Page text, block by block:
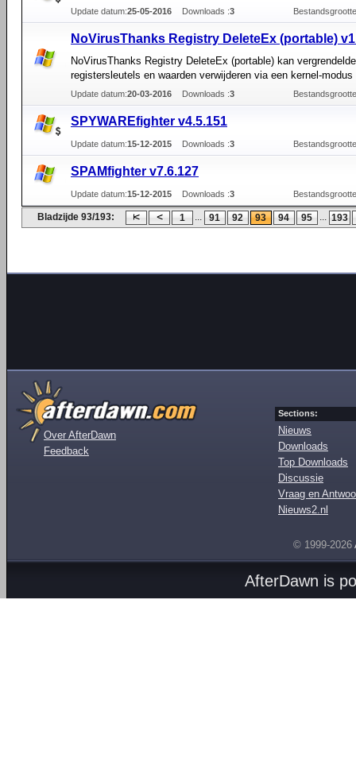
Update datum:25-05-2016 Downloads :3
NoVirusThanks Registry DeleteEx (portable)
NoVirusThanks Registry DeleteEx (portable) kan vergrendelde
registersleutels en waarden verwijderen via een kernel-modus
Update datum:20-03-2016 Downloads :3
SPYWAREfighter v4.5.151
Update datum:15-12-2015 Downloads :3
SPAMfighter v7.6.127
Update datum:15-12-2015 Downloads :3
Bladzijde 93/193: 1 ... 91 92 93 94 95 ... 193
Over AfterDawn
Feedback
Sections:
Nieuws
Downloads
Top Downloads
Discussie
Vraag en
Nieuws2.nl
© 1999-2026
AfterDawn is